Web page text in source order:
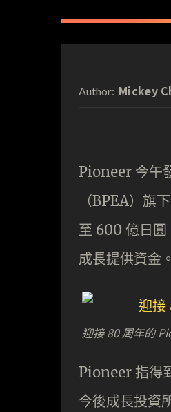
Author: Mickey
Pioneer 今午
（BPEA）旗
至 600 億日
成長提供資金。
迎接 80 周年的
Pioneer 指得
今後成長投資